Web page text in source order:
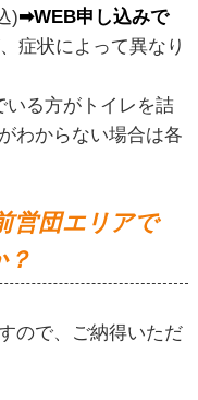
)➡WEB申し込みで
症状によって異なり
いる方がトイレを詰
わからない場合は各
営団エリアで
？
ので、ご納得いただ